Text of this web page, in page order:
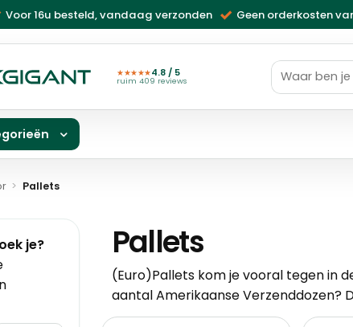
Voor 16u besteld, vandaag verzonden Geen orderkosten
★★★★★4.8 / 5
ruim 409 reviews
Zoeken
naar:
> Pallets
je?
Pallets
(Euro)Pallets kom je vooral tegen in
aantalAmerikaanse Verzenddozen?